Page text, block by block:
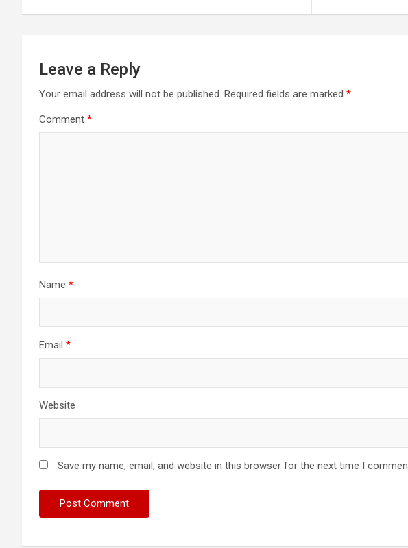
Leave a Reply
Your email address will not be published. Required fields are marked *
Comment *
Name *
Email *
Website
Save my name, email, and website in this browser for the next time I